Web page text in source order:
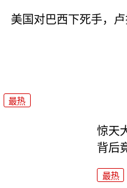
美国对巴西下死手，
最热
惊天
背后
最热